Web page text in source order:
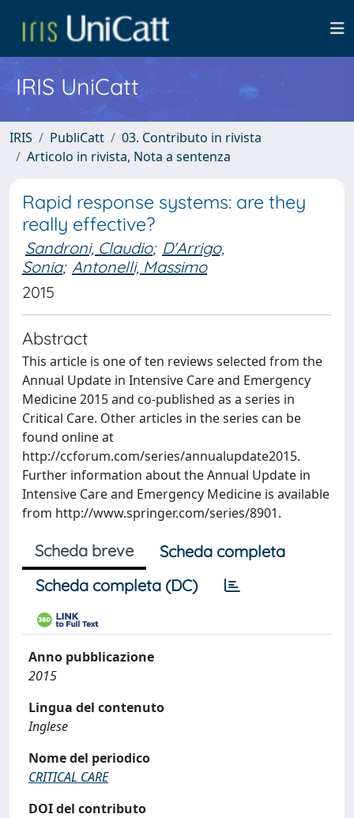
IRIS UniCatt
IRIS PubliCatt
03. Contributo in rivista
Articolo in rivista, Nota a sentenza
Rapid response systems: are they
really effective?
Sandroni, Claudio; D'Arrigo,
Sonia; Antonelli, Massimo
2015
Abstract
This article is one of ten reviews selected from the
Annual Update in Intensive Care and Emergency
Medicine 2015 and co-published as a series in
Critical Care. Other articles in the series can be
found online at
http://ccforum.com/series/annualupdate2015.
Further information about the Annual Update in
Intensive Care and Emergency Medicine is available
from http://www.springer.com/series/8901.
Scheda breve
Scheda completa
Scheda completa (DC)
Anno pubblicazione
2015
Lingua del contenuto
Inglese
Nome del periodico
CRITICAL CARE
DOI del contributo